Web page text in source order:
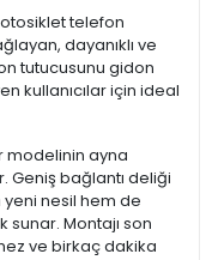
telefon
dayanıklı ve
tutucusunu gidon
kullanıcılar için ideal
modelinin ayna
Geniş bağlantı deliği
yeni nesil hem de
Montajı son
ve birkaç dakika